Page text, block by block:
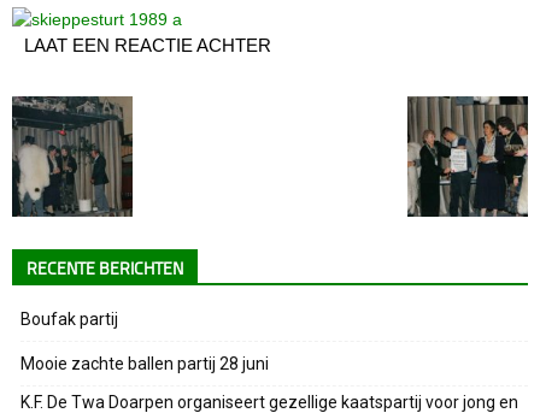
LAAT EEN REACTIE ACHTER
RECENTE BERICHTEN
Boufak partij
Mooie zachte ballen partij 28 juni
K.F. De Twa Doarpen organiseert gezellige kaatspartij voor jong en